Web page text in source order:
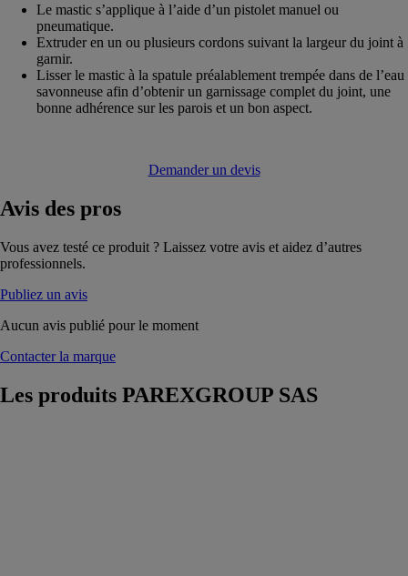
Le mastic s’applique à l’aide d’un pistolet manuel ou
pneumatique.
Extruder en un ou plusieurs cordons suivant la largeur du joint à
garnir.
Lisser le mastic à la spatule préalablement trempée dans de l’eau
savonneuse afin d’obtenir un garnissage complet du joint, une
bonne adhérence sur les parois et un bon aspect.
Demander un devis
Avis des pros
Vous avez testé ce produit ? Laissez votre avis et aidez d’autres
professionnels.
Publiez un avis
Aucun avis publié pour le moment
Contacter la marque
Les produits PAREXGROUP SAS